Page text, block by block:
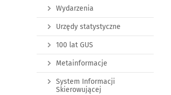
Wydarzenia
Urzędy statystyczne
100 lat GUS
Metainformacje
System Informacji
Skierowującej